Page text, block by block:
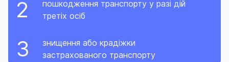
пошкодження транспорту у разі дій
третіх осіб
знищення або крадіжки
застрахованого транспорту